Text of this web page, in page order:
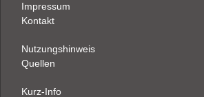
Impressum
Kontakt
Nutzungshinweis
Quellen
Kurz-Info